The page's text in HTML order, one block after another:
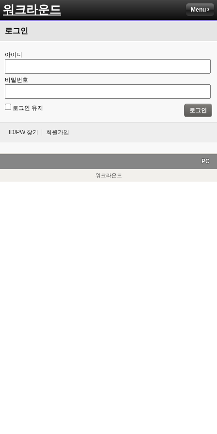
워크라운드 Menu
로그인
아이디
비밀번호
로그인 유지 로그인
ID/PW 찾기 회원가입
PC
워크라운드